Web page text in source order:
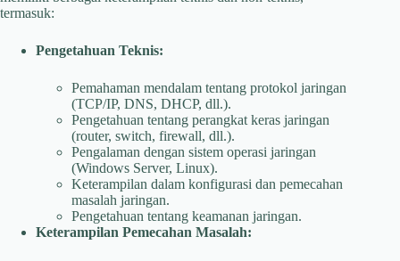
termasuk:
Pengetahuan Teknis:
Pemahaman mendalam tentang protokol jaringan
(TCP/IP, DNS, DHCP, dll.).
Pengetahuan tentang perangkat keras jaringan
(router, switch, firewall, dll.).
Pengalaman dengan sistem operasi jaringan
(Windows Server, Linux).
Keterampilan dalam konfigurasi dan pemecahan
masalah jaringan.
Pengetahuan tentang keamanan jaringan.
Keterampilan Pemecahan Masalah: